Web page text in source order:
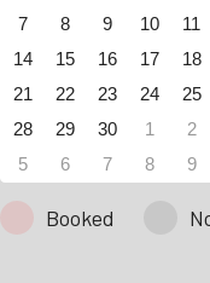
7
8 9 10 11
14
15 16 17 18
21
22 23 24 25
28
29 30 1 2
5
6 7 8 9
Booked